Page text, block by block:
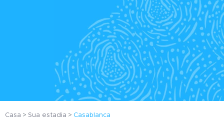
Casa Sua estadia Casablanca